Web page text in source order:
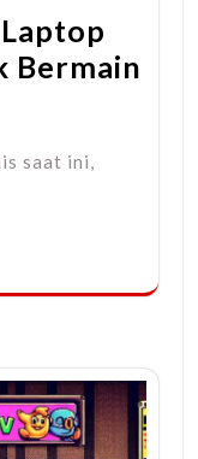
Bermain
saat ini,